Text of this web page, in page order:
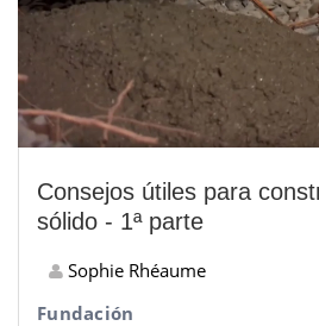
Consejos útiles para
sólido - 1ª parte
Sophie Rhéaume
Fundación